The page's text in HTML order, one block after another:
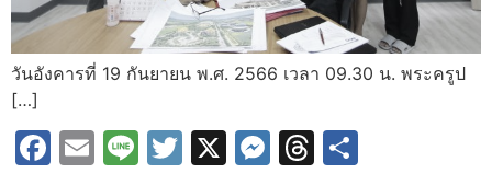
วันอังคารที่ 19 กันยายน พ.ศ. 2566 เวลา 09.30 น. พระครูป
[…]
Facebook
Email
LineTwitter
X Messenger
Threads